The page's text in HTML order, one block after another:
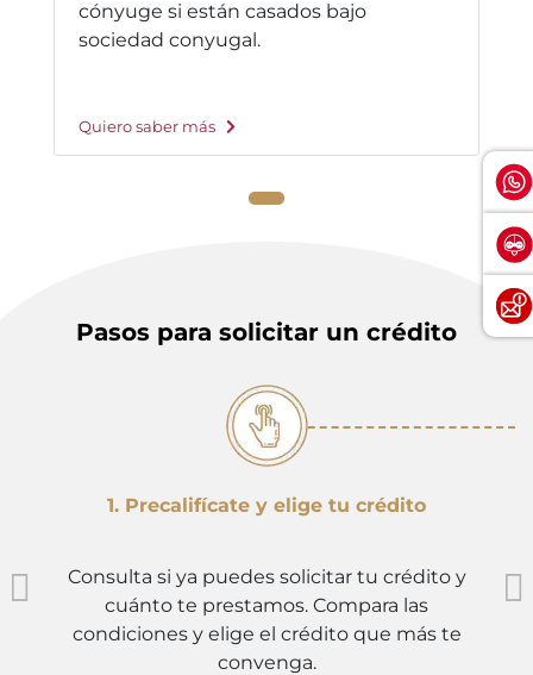
cónyuge si están casados bajo
sociedad conyugal.
Quiero saber más
Pasos para solicitar un crédito
1. Precalifícate y elige tu crédito
Consulta si ya puedes solicitar tu crédito y
cuánto te prestamos. Compara las
condiciones y elige el crédito que más te
convenga.